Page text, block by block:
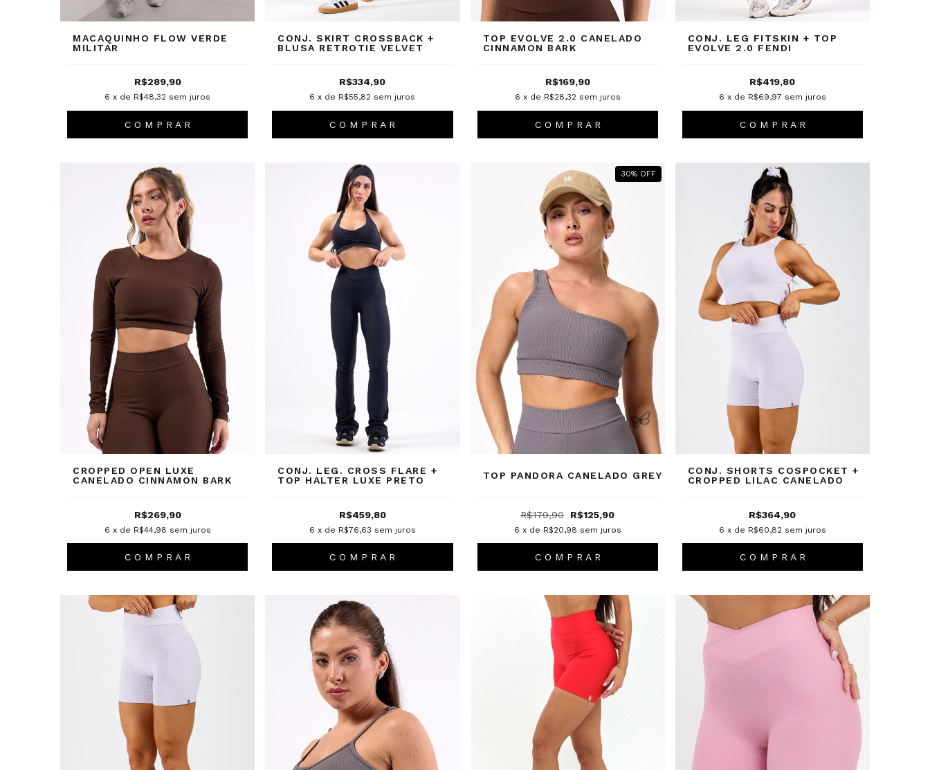
MACAQUINHO FLOW VERDE
MILITAR
R$289,90
6 x de R$48,32 sem juros
C O M P R A R
CONJ. SKIRT CROSSBACK +
BLUSA RETROTIE VELVET
R$334,90
6 x de R$55,82 sem juros
C O M P R A R
TOP EVOLVE 2.0 CANELADO
CINNAMON BARK
R$169,90
6 x de R$28,32 sem juros
C O M P R A R
CONJ. LEG FITSKIN + TOP
EVOLVE 2.0 FENDI
R$419,80
6 x de R$69,97 sem juros
C O M P R A R
CROPPED OPEN LUXE
CANELADO CINNAMON BARK
R$269,90
6 x de R$44,98 sem juros
C O M P R A R
CONJ. LEG. CROSS FLARE +
TOP HALTER LUXE PRETO
R$459,80
6 x de R$76,63 sem juros
C O M P R A R
30% OFF
TOP PANDORA CANELADO GREY
R$179,90 R$125,90
6 x de R$20,98 sem juros
C O M P R A R
CONJ. SHORTS COSPOCKET +
CROPPED LILAC CANELADO
R$364,90
6 x de R$60,82 sem juros
C O M P R A R